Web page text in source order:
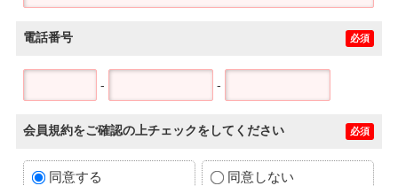
電話番号 必須
- -
会員規約をご確認の上チェックをしてください 必須
同意する 同意しない